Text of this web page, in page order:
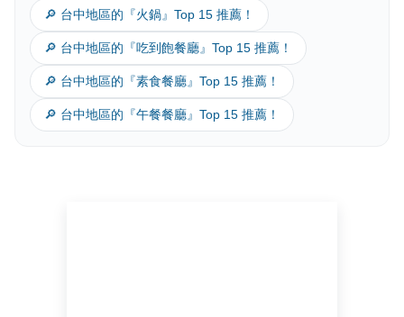
🔎 台中地區的『火鍋』Top 15 推薦！
🔎 台中地區的『吃到飽餐廳』Top 15 推薦！
🔎 台中地區的『素食餐廳』Top 15 推薦！
🔎 台中地區的『午餐餐廳』Top 15 推薦！